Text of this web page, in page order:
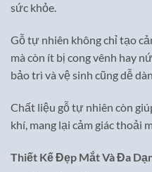
sức khỏe.
Gỗ tự nhiên không chỉ tạo
mà còn ít bị cong vênh hay
bảo trì và vệ sinh cũng dễ
Chất liệu gỗ tự nhiên còn
khí, mang lại cảm giác thoải
Thiết Kế Đẹp Mắt Và Đa